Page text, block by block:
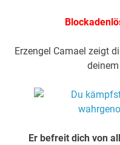
Erzengel Camael zeigt
Er befreit dich von